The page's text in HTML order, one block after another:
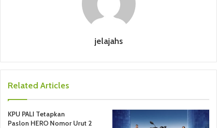
jelajahs
Related Articles
KPU PALI Tetapkan
Paslon HERO Nomor Urut 2